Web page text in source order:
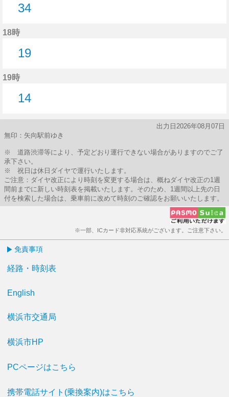
34
18時
19
19時
14
出力日2026年08月07日
無印：矢向駅前ゆき
※ 道路渋滞等により、予定どおり運行できない場合がありますのでご了
承下さい。
※ 祝日は休日ダイヤで運行いたします。
ご注意：ダイヤ改正により時刻を変更する場合は、概ねダイヤ改正の1週
間前までに新しい時刻表を掲載いたします。そのため、1週間以上先の日
付を検索した場合は、乗車前に改めて時刻のご確認をお願いいたします。
※一部、ICカード非対応系統がございます。ご注意下さい。
免責事項
経路・時刻表
English
横浜市交通局
横浜市HP
PCページはこちら
携帯電話サイト(乗換案内)はこちら